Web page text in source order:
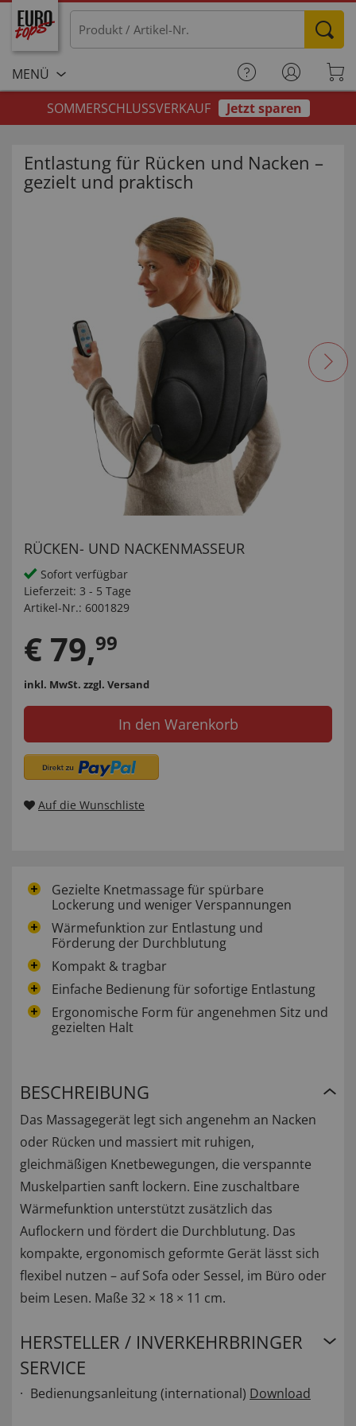
MENÜ
SOMMERSCHLUSSVERKAUF
Jetzt sparen
Entlastung für Rücken und Nacken –
gezielt und praktisch
RÜCKEN- UND NACKENMASSEUR
Sofort verfügbar
Lieferzeit: 3 - 5 Tage
Artikel-Nr.: 6001829
€ 79,99
inkl. MwSt. zzgl. Versand
In den Warenkorb
Auf die Wunschliste
Gezielte Knetmassage für spürbare
Lockerung und weniger Verspannungen
Wärmefunktion zur Entlastung und
Förderung der Durchblutung
Kompakt & tragbar
Einfache Bedienung für sofortige Entlastung
Ergonomische Form für angenehmen Sitz und
gezielten Halt
BESCHREIBUNG
Das Massagegerät legt sich angenehm an Nacken
oder Rücken und massiert mit ruhigen,
gleichmäßigen Knetbewegungen, die verspannte
Muskelpartien sanft lockern. Eine zuschaltbare
Wärmefunktion unterstützt zusätzlich das
Auflockern und fördert die Durchblutung. Das
kompakte, ergonomisch geformte Gerät lässt sich
flexibel nutzen – auf Sofa oder Sessel, im Büro oder
beim Lesen. Maße 32 × 18 × 11 cm.
HERSTELLER / INVERKEHRBRINGER
SERVICE
Bedienungsanleitung (international) Download